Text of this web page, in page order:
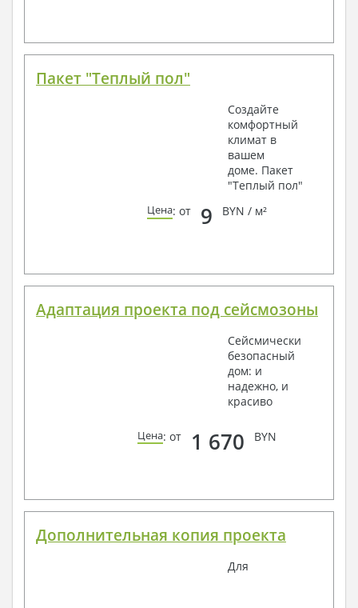
Пакет "Теплый пол"
Создайте
комфортный
климат в
вашем
доме. Пакет
"Теплый пол"
Цена: от 9 BYN / м²
Адаптация проекта под сейсмозоны
Сейсмически
безопасный
дом: и
надежно, и
красиво
Цена: от 1 670 BYN
Дополнительная копия проекта
Для